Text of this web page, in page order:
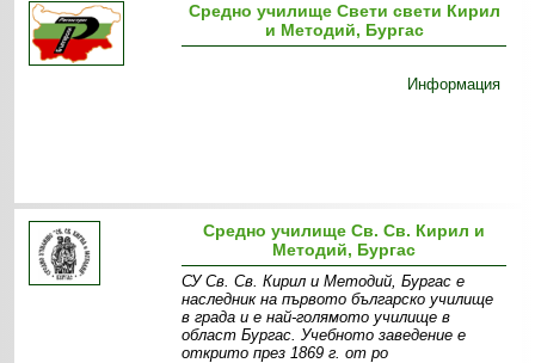
Средно училище Свети свети Кирил
и Методий, Бургас
Информация
Средно училище Св. Св. Кирил и
Методий, Бургас
СУ Св. Св. Кирил и Методий, Бургас е
наследник на първото българско училище
в града и е най-голямото училище в
област Бургас. Учебното заведение е
открито през 1869 г. от ро